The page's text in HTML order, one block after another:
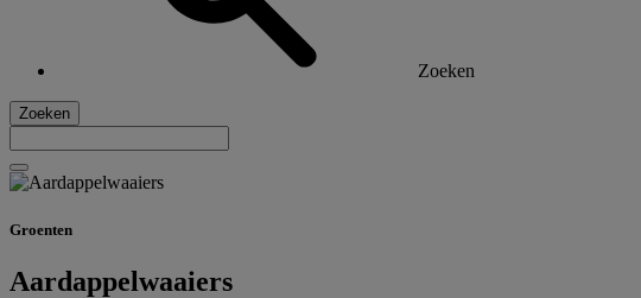
Zoeken
Zoeken
Groenten
Aardappelwaaiers